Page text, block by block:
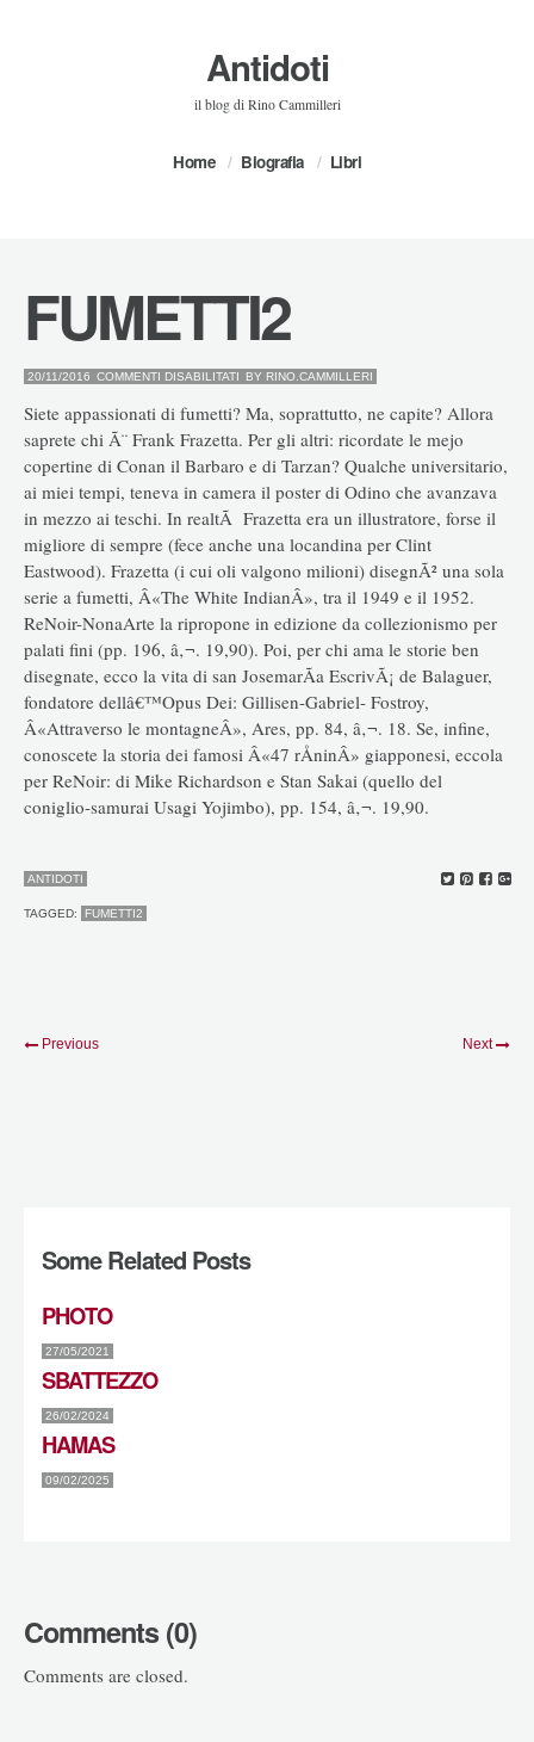
Antidoti
il blog di Rino Cammilleri
Home Biografia Libri
FUMETTI2
20/11/2016 COMMENTI DISABILITATI SU
BY RINO.CAMMILLERI
Siete appassionati di fumetti? Ma, soprattutto, ne capite? Allora
saprete chi Ã¨ Frank Frazetta. Per gli altri: ricordate le mejo
copertine di Conan il Barbaro e di Tarzan? Qualche universitario,
ai miei tempi, teneva in camera il poster di Odino che avanzava
in mezzo ai teschi. In realtÃ Frazetta era un illustratore, forse il
migliore di sempre (fece anche una locandina per Clint
Eastwood). Frazetta (i cui oli valgono milioni) disegnÃ² una sola
serie a fumetti, Â«The White IndianÂ», tra il 1949 e il 1952.
ReNoir-NonaArte la ripropone in edizione da collezionismo per
palati fini (pp. 196, â‚¬. 19,90). Poi, per chi ama le storie ben
disegnate, ecco la vita di san JosemarÃ­a EscrivÃ¡ de Balaguer,
fondatore dellâ€™Opus Dei: Gillisen-Gabriel- Fostroy,
Â«Attraverso le montagneÂ», Ares, pp. 84, â‚¬. 18. Se, infine,
conoscete la storia dei famosi Â«47 rÅninÂ» giapponesi, eccola
per ReNoir: di Mike Richardson e Stan Sakai (quello del
coniglio-samurai Usagi Yojimbo), pp. 154, â‚¬. 19,90.
ANTIDOTI
TAGGED: FUMETTI2
Previous Next
Some Related Posts
PHOTO
27/05/2021
SBATTEZZO
26/02/2024
HAMAS
09/02/2025
Comments (0)
Comments are closed.